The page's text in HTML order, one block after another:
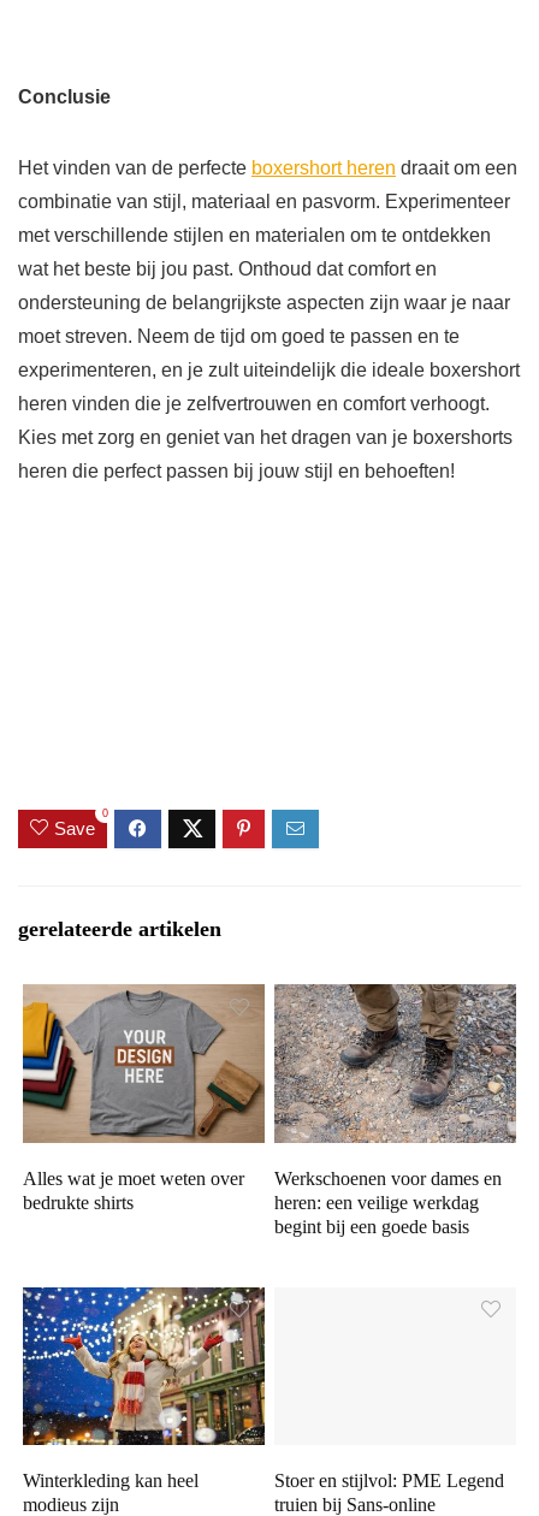
Conclusie
Het vinden van de perfecte boxershort heren draait om een
combinatie van stijl, materiaal en pasvorm. Experimenteer
met verschillende stijlen en materialen om te ontdekken
wat het beste bij jou past. Onthoud dat comfort en
ondersteuning de belangrijkste aspecten zijn waar je naar
moet streven. Neem de tijd om goed te passen en te
experimenteren, en je zult uiteindelijk die ideale boxershort
heren vinden die je zelfvertrouwen en comfort verhoogt.
Kies met zorg en geniet van het dragen van je boxershorts
heren die perfect passen bij jouw stijl en behoeften!
Save
0
gerelateerde artikelen
Alles wat je moet weten over
bedrukte shirts
Werkschoenen voor dames en
heren: een veilige werkdag
begint bij een goede basis
Winterkleding kan heel
modieus zijn
Stoer en stijlvol: PME Legend
truien bij Sans-online